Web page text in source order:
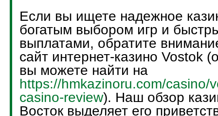
Если вы ищете надежное
богатым выбором игр и
выплатами, обратите
сайт интернет-казино Vostok
вы можете найти на
https://hmkazinoru.com/casino/
casino-review). Наш обзор
Восток выделяет его